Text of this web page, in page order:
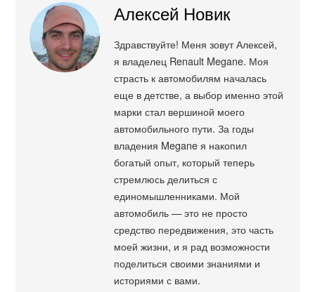
Алексей Новик
Здравствуйте! Меня зовут Алексей,
я владелец Renault Megane. Моя
страсть к автомобилям началась
еще в детстве, а выбор именно этой
марки стал вершиной моего
автомобильного пути. За годы
владения Megane я накопил
богатый опыт, который теперь
стремлюсь делиться с
единомышленниками. Мой
автомобиль — это не просто
средство передвижения, это часть
моей жизни, и я рад возможности
поделиться своими знаниями и
историями с вами.